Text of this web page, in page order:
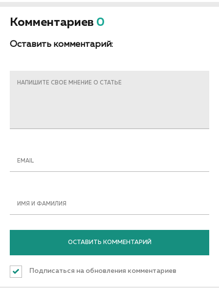
Комментариев 0
Оставить комментарий:
НАПИШИТЕ СВОЕ МНЕНИЕ О СТАТЬЕ
EMAIL
ИМЯ И ФАМИЛИЯ
Подписаться на обновления комментариев